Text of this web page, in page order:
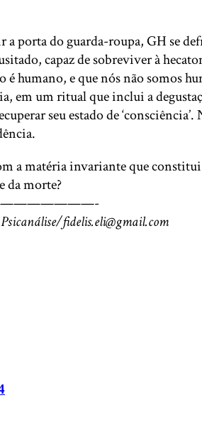
porta do guarda-roupa, GH se
capaz de sobreviver à
humano, e que nós não somos
em um ritual que inclui a
seu estado de
a matéria invariante que
da morte?
fidelis.eli@gmail.com